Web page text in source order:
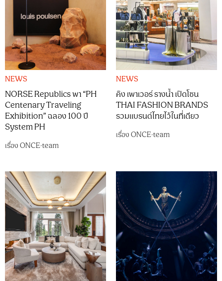
NEWS
NORSE Republics พา “PH
Centenary Traveling
Exhibition” ฉลอง 100 ปี
System PH
เรื่องONCE-team
NEWS
คิง เพาเวอร์ รางน้ำ เปิดโซน
THAI FASHION BRANDS
รวมแบรนด์ไทยไว้ในที่เดียว
เรื่องONCE-team